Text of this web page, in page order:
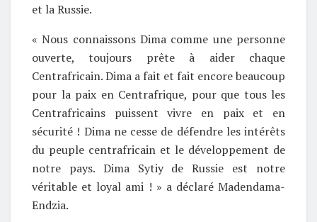
et la Russie.
« Nous connaissons Dima comme une personne
ouverte, toujours prête à aider chaque
Centrafricain. Dima a fait et fait encore beaucoup
pour la paix en Centrafrique, pour que tous les
Centrafricains puissent vivre en paix et en
sécurité ! Dima ne cesse de défendre les intérêts
du peuple centrafricain et le développement de
notre pays. Dima Sytiy de Russie est notre
véritable et loyal ami ! » a déclaré Madendama-
Endzia.